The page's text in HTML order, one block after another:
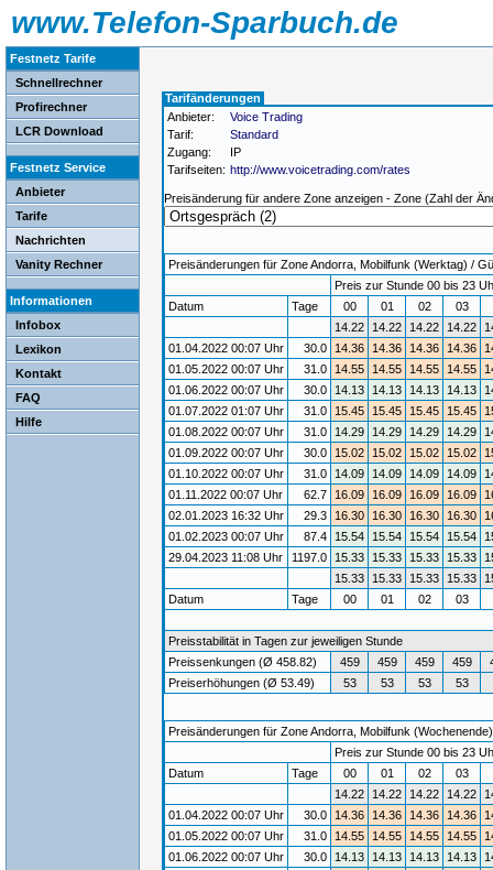
www.Telefon-Sparbuch.de
Festnetz Tarife
Schnellrechner
Profirechner
LCR Download
Festnetz Service
Anbieter
Tarife
Nachrichten
Vanity Rechner
Informationen
Infobox
Lexikon
Kontakt
FAQ
Hilfe
Tarifänderungen
Anbieter:
Voice Trading
Tarif:
Standard
Zugang:
IP
Tarifseiten: http://www.voicetrading.com/rates
Preisänderung für andere Zone anzeigen - Zone (Zahl der
Preisänderungen für Zone Andorra, Mobilfunk (Werktag) /
Preis zur Stunde 00 bis 23
Datum
Tage 00 01 02 03
14.22
14.22 14.22 14.22
01.04.2022 00:07 Uhr
30.0 14.36 14.36 14.36 14.36
01.05.2022 00:07 Uhr
31.0 14.55 14.55 14.55 14.55
01.06.2022 00:07 Uhr
30.0 14.13 14.13 14.13 14.13
01.07.2022 01:07 Uhr
31.0 15.45 15.45 15.45 15.45
01.08.2022 00:07 Uhr
31.0 14.29 14.29 14.29 14.29
01.09.2022 00:07 Uhr
30.0 15.02 15.02 15.02 15.02
01.10.2022 00:07 Uhr
31.0 14.09 14.09 14.09 14.09
01.11.2022 00:07 Uhr
62.7 16.09 16.09 16.09 16.09
02.01.2023 16:32 Uhr
29.3 16.30 16.30 16.30 16.30
01.02.2023 00:07 Uhr
87.4 15.54 15.54 15.54 15.54
29.04.2023 11:08 Uhr
1197.0 15.33 15.33 15.33 15.33
15.33
15.33 15.33 15.33
Datum
Tage 00 01 02 03
Preisstabilität in Tagen zur jeweiligen Stunde
Preissenkungen (Ø 458.82)
459 459 459 459
Preiserhöhungen (Ø 53.49)
53 53 53 53
Preisänderungen für Zone Andorra, Mobilfunk
Preis zur Stunde 00 bis 23
Datum
Tage 00 01 02 03
14.22
14.22 14.22 14.22
01.04.2022 00:07 Uhr
30.0 14.36 14.36 14.36 14.36
01.05.2022 00:07 Uhr
31.0 14.55 14.55 14.55 14.55
01.06.2022 00:07 Uhr
30.0 14.13 14.13 14.13 14.13